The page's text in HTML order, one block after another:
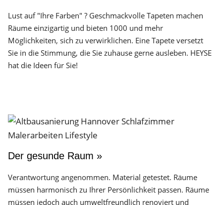
Lust auf "Ihre Farben" ? Geschmackvolle Tapeten machen
Räume einzigartig und bieten 1000 und mehr
Möglichkeiten, sich zu verwirklichen. Eine Tapete versetzt
Sie in die Stimmung, die Sie zuhause gerne ausleben. HEYSE
hat die Ideen für Sie!
Der gesunde Raum »
Verantwortung angenommen. Material getestet. Räume
müssen harmonisch zu Ihrer Persönlichkeit passen. Räume
müssen jedoch auch umweltfreundlich renoviert und